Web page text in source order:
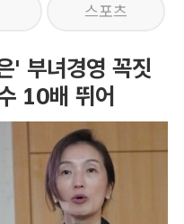
스포츠
' 부녀경영 꼭짓
10배 뛰어